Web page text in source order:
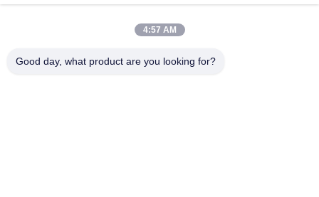
Υλικό έξυπνων
Εκτυπώσιμα φύλλα
Ψηφιακά φύλλα PVC
4:57 AM
Good day, what product are you looking for?